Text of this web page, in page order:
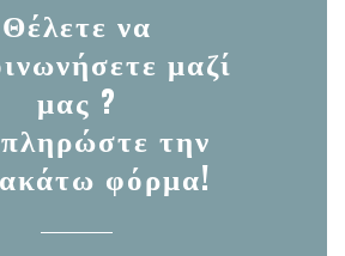
Θέλετε να
μαζί
μας ?
την
φόρμα!